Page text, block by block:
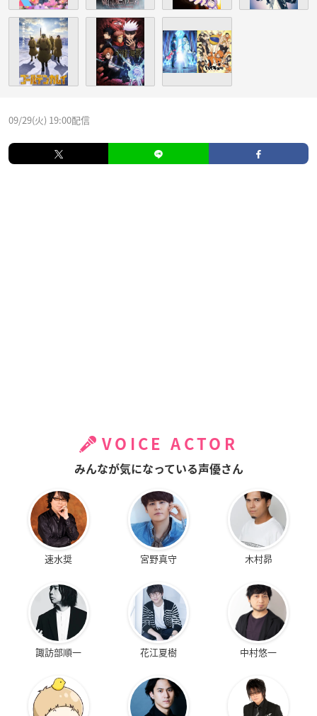
09/29(火) 19:00配信
VOICE ACTOR
みんなが気になっている声優さん
速水奨 宮野真守 木村昴
諏訪部順一 花江夏樹 中村悠一